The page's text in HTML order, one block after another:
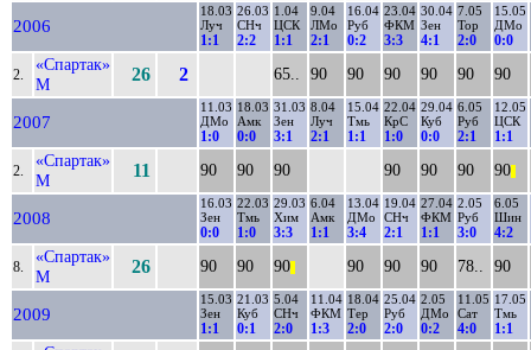
2006
18.03
Луч
1:1
26.03
СНч
2:2
1.04
ЦСК
1:1
9.04
ЛМо
2:1
16.04
Руб
0:2
23.04
ФКМ
3:3
30.04
Зен
4:1
7.05
Тор
2:0
15.05
ДМо
0:0
2.
«Спартак»
М
26 2 65.. 90 90 90 90 90 90
2007
11.03
ДМо
1:0
18.03
Амк
0:0
31.03
Зен
3:1
8.04
Луч
2:1
15.04
Тмь
1:1
22.04
КрС
1:0
29.04
Куб
0:0
6.05
Руб
2:1
12.05
ЦСК
1:1
2.
«Спартак»
М
11 90 90 90 90 90 90 90
2008
16.03
Зен
0:0
22.03
Тмь
1:0
29.03
Хим
3:3
6.04
Амк
1:1
13.04
ДМо
3:4
19.04
СНч
2:1
27.04
ФКМ
1:1
2.05
Руб
3:0
6.05
Шин
4:2
8.
«Спартак»
М
26 90 90 90 90 90 90 78.. 90
2009
15.03
Зен
1:1
21.03
Куб
0:1
5.04
СНч
2:0
11.04
ФКМ
1:3
18.04
Тер
2:0
25.04
Руб
2:0
2.05
ДМо
0:2
11.05
Сат
4:0
17.05
Тмь
1:1